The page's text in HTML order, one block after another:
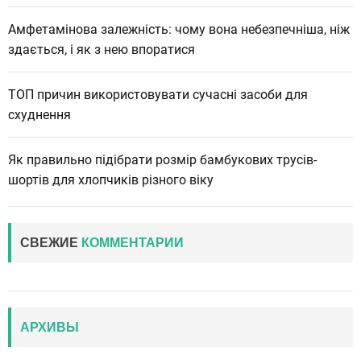
Амфетамінова залежність: чому вона небезпечніша, ніж
здається, і як з нею впоратися
ТОП причин використовувати сучасні засоби для
схуднення
Як правильно підібрати розмір бамбукових трусів-
шортів для хлопчиків різного віку
СВЕЖИЕ КОММЕНТАРИИ
АРХИВЫ